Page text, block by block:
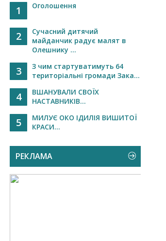
1 Оголошення
2
Сучасний дитячий
майданчик радує малят в
Олешнику ...
3
З чим стартуватимуть 64
територіальні громади Зака...
4
ВШАНУВАЛИ СВОЇХ
НАСТАВНИКІВ...
5
МИЛУЄ ОКО ІДИЛІЯ ВИШИТОЇ
КРАСИ...
РЕКЛАМА